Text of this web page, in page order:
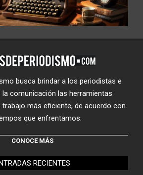
busca brindar a los periodistas e
comunicación las herramientas
trabajo más eficiente, de acuerdo con
que enfrentamos.
CONOCE MÁS
RECIENTES